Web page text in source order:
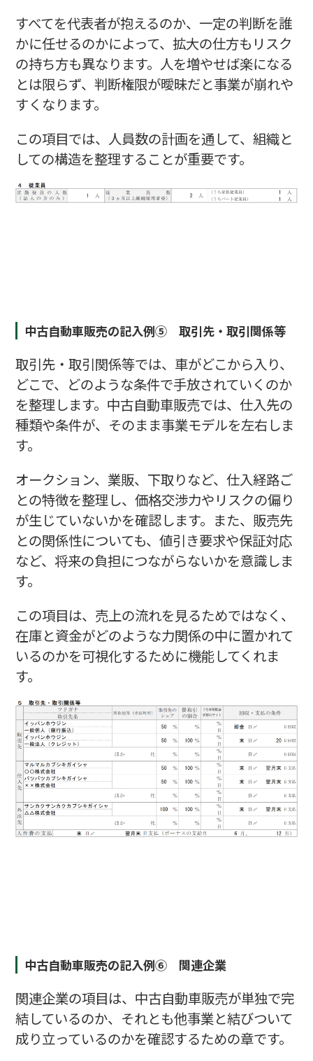
すべてを代表者が抱えるのか、一定の判断を誰
かに任せるのかによって、拡大の仕方もリスク
の持ち方も異なります。人を増やせば楽になる
とは限らず、判断権限が曖昧だと事業が崩れや
すくなります。
この項目では、人員数の計画を通して、組織と
しての構造を整理することが重要です。
中古自動車販売の記入例⑤ 取引先・取引関係等
取引先・取引関係等では、車がどこから入り、
どこで、どのような条件で手放されていくのか
を整理します。中古自動車販売では、仕入先の
種類や条件が、そのまま事業モデルを左右しま
す。
オークション、業販、下取りなど、仕入経路ご
との特徴を整理し、価格交渉力やリスクの偏り
が生じていないかを確認します。また、販売先
との関係性についても、値引き要求や保証対応
など、将来の負担につながらないかを意識しま
す。
この項目は、売上の流れを見るためではなく、
在庫と資金がどのような力関係の中に置かれて
いるのかを可視化するために機能してくれま
す。
中古自動車販売の記入例⑥ 関連企業
関連企業の項目は、中古自動車販売が単独で完
結しているのか、それとも他事業と結びついて
成り立っているのかを確認するための章です。